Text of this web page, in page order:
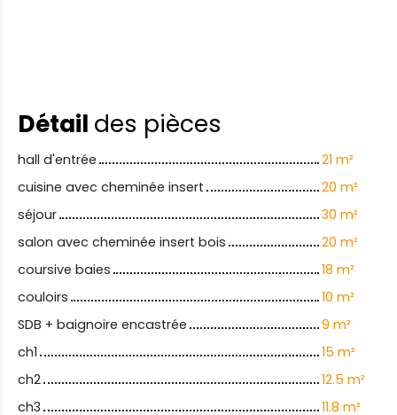
Détail des pièces
hall d'entrée
21 m²
cuisine avec cheminée insert
20 m²
séjour
30 m²
salon avec cheminée insert bois
20 m²
coursive baies
18 m²
couloirs
10 m²
SDB + baignoire encastrée
9 m²
ch1
15 m²
ch2
12.5 m²
ch3
11.8 m²